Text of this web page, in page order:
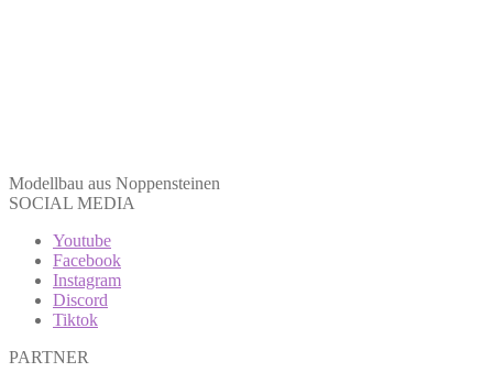
Modellbau aus Noppensteinen
SOCIAL MEDIA
Youtube
Facebook
Instagram
Discord
Tiktok
PARTNER